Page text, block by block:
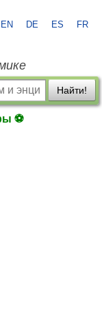
EN DE ES FR
Найти!
⚽